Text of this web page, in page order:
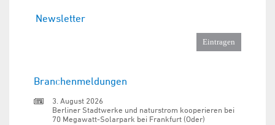
Newsletter
Branchenmeldungen
3. August 2026
Berliner Stadtwerke und naturstrom kooperieren bei
70 Megawatt-Solarpark bei Frankfurt (Oder)